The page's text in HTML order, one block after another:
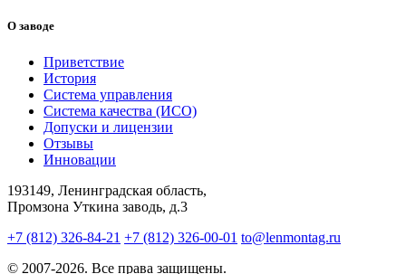
О заводе
Приветствие
История
Система управления
Система качества (ИСО)
Допуски и лицензии
Отзывы
Инновации
193149, Ленинградская область,
Промзона Уткина заводь, д.3
+7 (812) 326-84-21 +7 (812) 326-00-01 to@lenmontag.ru
© 2007-2026. Все права защищены.